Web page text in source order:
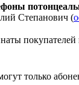
Степанович (
только